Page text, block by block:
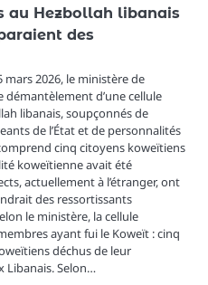
au Hezbollah libanais
des
mars 2026, le ministère de
démantèlement d’une cellule
libanais, soupçonnés de
de l’État et de personnalités
cinq citoyens koweïtiens
koweïtienne avait été
actuellement à l’étranger, ont
des ressortissants
le ministère, la cellule
ayant fui le Koweït : cinq
déchus de leur
Libanais. Selon…